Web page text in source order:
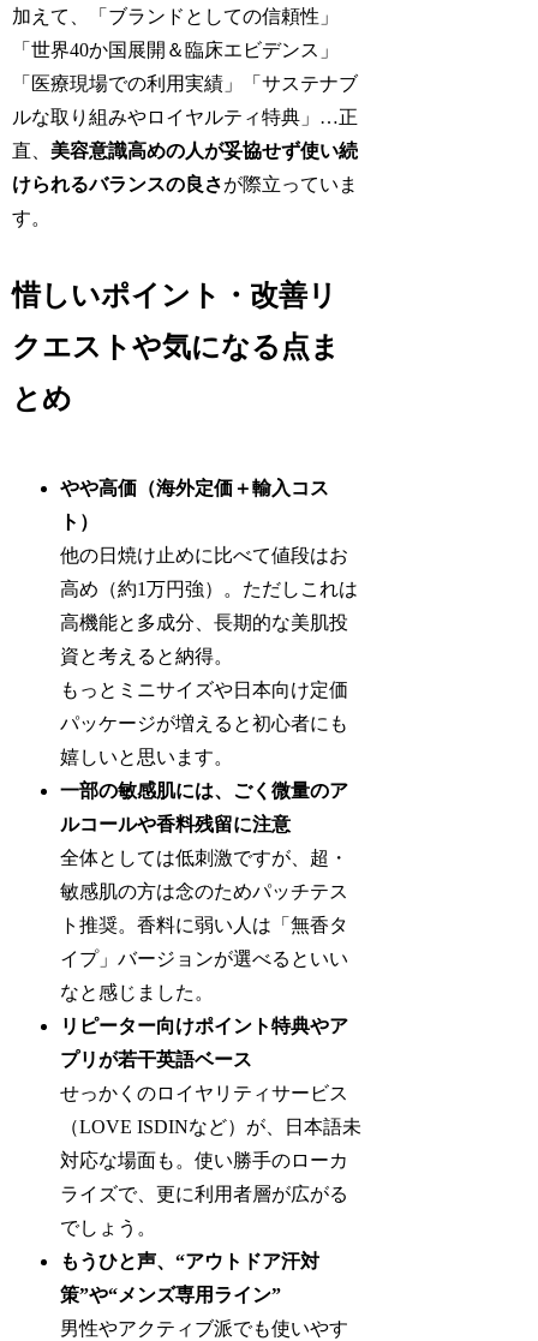
加えて、「ブランドとしての信頼性」
「世界40か国展開＆臨床エビデンス」
「医療現場での利用実績」「サステナブ
ルな取り組みやロイヤルティ特典」…正
直、 美容意識高めの人が妥協せず使い続
けられるバランスの良さが際立っていま
す。
惜しいポイント・改善リ
クエストや気になる点ま
とめ
やや高価（海外定価＋輸入コス
ト）
他の日焼け止めに比べて値段はお
高め（約1万円強）。ただしこれは
高機能と多成分、長期的な美肌投
資と考えると納得。
もっとミニサイズや日本向け定価
パッケージが増えると初心者にも
嬉しいと思います。
一部の敏感肌には、ごく微量のア
ルコールや香料残留に注意
全体としては低刺激ですが、超・
敏感肌の方は念のためパッチテス
ト推奨。香料に弱い人は「無香タ
イプ」バージョンが選べるといい
なと感じました。
リピーター向けポイント特典やア
プリが若干英語ベース
せっかくのロイヤリティサービス
（LOVE ISDINなど）が、日本語未
対応な場面も。使い勝手のローカ
ライズで、更に利用者層が広がる
でしょう。
もうひと声、“アウトドア汗対
策”や“メンズ専用ライン”
男性やアクティブ派でも使いやす